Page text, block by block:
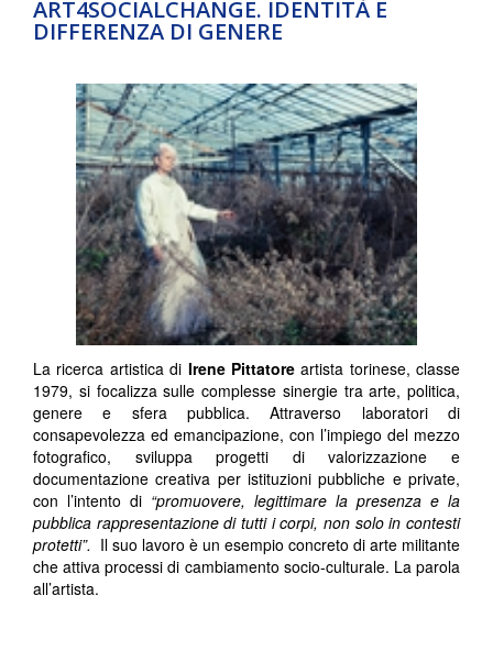
ART4SOCIALCHANGE. IDENTITÀ E
DIFFERENZA DI GENERE
La ricerca artistica di Irene Pittatoreartista torinese, classe
1979, si focalizza sulle complesse sinergie tra arte, politica,
genere e sfera pubblica. Attraverso laboratori di
consapevolezza ed emancipazione, con l’impiego del mezzo
fotografico, sviluppa progetti di valorizzazione e
documentazione creativa per istituzioni pubbliche e private,
con l’intento di “promuovere, legittimare la presenza e la
pubblica rappresentazione di tutti i corpi, non solo in contesti
protetti”. Il suo lavoro è un esempio concreto di arte militante
che attiva processi di cambiamento socio-culturale. La parola
all’artista.